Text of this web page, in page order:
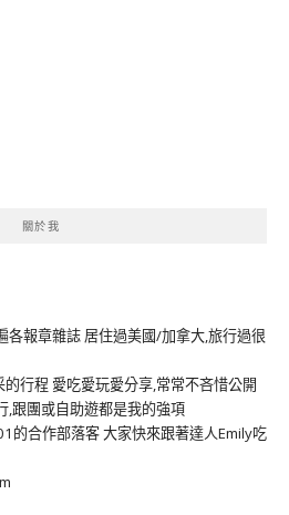
關於我
各報章雜誌 居住過美國/加拿大,旅行過很
行程 愛吃愛玩愛分享,常常不吝惜公開
,跟團或自助遊都是我的強項
的合作部落客 大家快來跟著達人Emily吃